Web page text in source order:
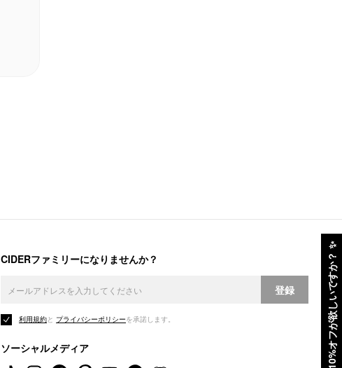
10%オフが欲しいですか？
✨
CIDERファミリーになりませんか？
登録
利用規約と プライバシーポリシーを承諾します。
ソーシャルメディア